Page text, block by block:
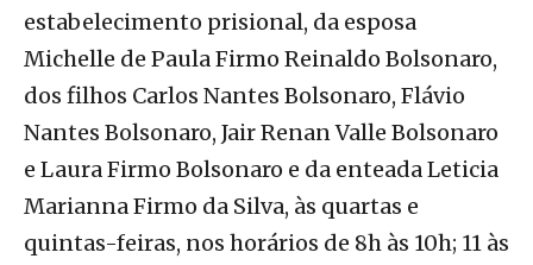
estabelecimento prisional, da esposa
Michelle de Paula Firmo Reinaldo Bolsonaro,
dos filhos Carlos Nantes Bolsonaro, Flávio
Nantes Bolsonaro, Jair Renan Valle Bolsonaro
e Laura Firmo Bolsonaro e da enteada Leticia
Marianna Firmo da Silva, às quartas e
quintas-feiras, nos horários de 8h às 10h; 11 às